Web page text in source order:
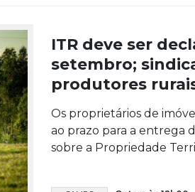
ITR deve ser
setembro;
produtores
Os proprietários de
ao prazo para a entrega
sobre a Propriedade